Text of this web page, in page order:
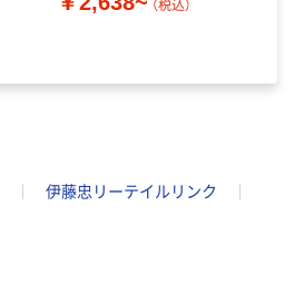
（税込）
伊藤忠リーテイルリンク